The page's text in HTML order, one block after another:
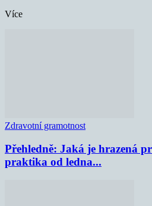
Více
Zdravotní gramotnost
Přehledně: Jaká je hrazená
praktika od ledna...